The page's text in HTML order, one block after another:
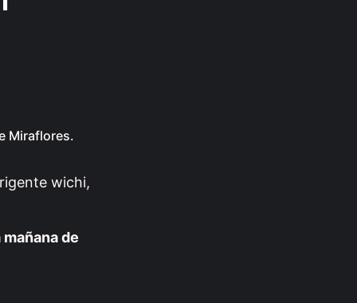
Miraflores.
wichi,
de